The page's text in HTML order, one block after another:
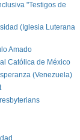
"Testigos de
(Iglesia Luterana
Amado
Católica de México
(Venezuela)